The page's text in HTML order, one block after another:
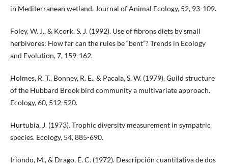
in Mediterranean wetland. Journal of Animal Ecology, 52, 93-109.
Foley, W. J., & Kcork, S. J. (1992). Use of fibrons diets by small
herbivores: How far can the rules be “bent”? Trends in Ecology
and Evolution, 7, 159-162.
Holmes, R. T., Bonney, R. E., & Pacala, S. W. (1979). Guild structure
of the Hubbard Brook bird community a multivariate approach.
Ecology, 60, 512-520.
Hurtubia, J. (1973). Trophic diversity measurement in sympatric
species. Ecology, 54, 885-690.
Iriondo, M., & Drago, E. C. (1972). Descripción cuantitativa de dos